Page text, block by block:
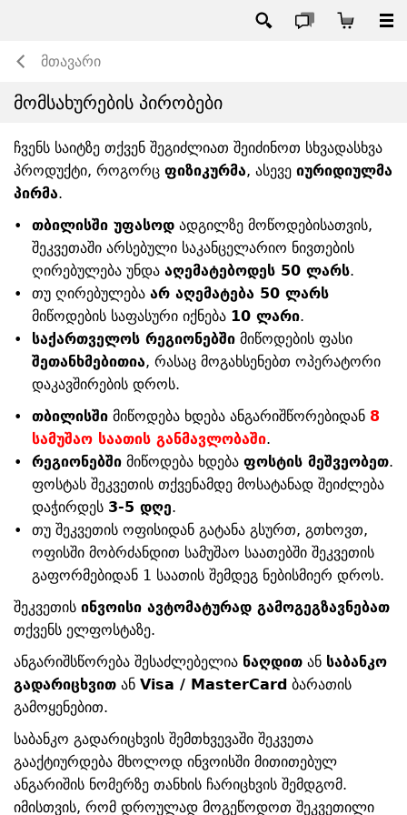
მთავარი
მომსახურების პირობები
ჩვენს საიტზე თქვენ შეგიძლიათ შეიძინოთ სხვადასხვა
პროდუქტი, როგორც ფიზიკურმა, ასევე იურიდიულმა
პირმა.
•
თბილისში უფასოდ ადგილზე მოწოდებისათვის,
შეკვეთაში არსებული საკანცელარიო ნივთების
ღირებულება უნდა აღემატებოდეს 50 ლარს.
•
თუ ღირებულება არ აღემატება 50 ლარს
მიწოდების საფასური იქნება 10 ლარი.
•
საქართველოს რეგიონებში მიწოდების ფასი
შეთანხმებითია, რასაც მოგახსენებთ ოპერატორი
დაკავშირების დროს.
•
თბილისში მიწოდება ხდება ანგარიშწორებიდან 8
სამუშაო საათის განმავლობაში.
•
რეგიონებში მიწოდება ხდება ფოსტის მეშვეობეთ.
ფოსტას შეკვეთის თქვენამდე მოსატანად შეიძლება
დაჭირდეს 3-5 დღე.
•
თუ შეკვეთის ოფისიდან გატანა გსურთ, გთხოვთ,
ოფისში მობრძანდით სამუშაო საათებში შეკვეთის
გაფორმებიდან 1 საათის შემდეგ ნებისმიერ დროს.
შეკვეთის ინვოისი ავტომატურად გამოგეგზავნებათ
თქვენს ელფოსტაზე.
ანგარიშსწორება შესაძლებელია ნაღდით ან საბანკო
გადარიცხვით ან Visa / MasterCard ბარათის
გამოყენებით.
საბანკო გადარიცხვის შემთხვევაში შეკვეთა
გააქტიურდება მხოლოდ ინვოისში მითითებულ
ანგარიშის ნომერზე თანხის ჩარიცხვის შემდგომ.
იმისთვის, რომ დროულად მოგეწოდოთ შეკვეთილი